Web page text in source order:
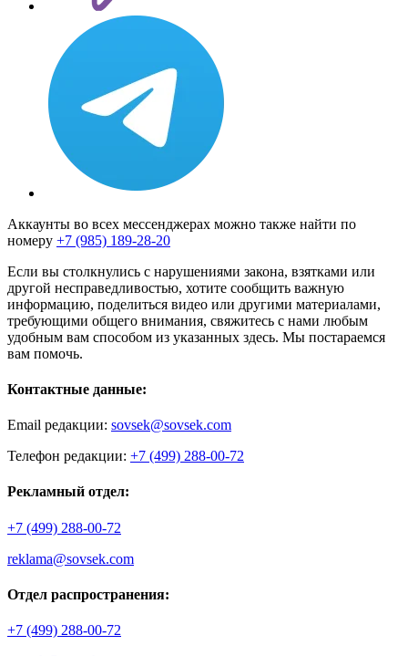
Аккаунты во всех мессенджерах можно также найти по
номеру +7 (985) 189-28-20
Если вы столкнулись с нарушениями закона, взятками или
другой несправедливостью, хотите сообщить важную
информацию, поделиться видео или другими материалами,
требующими общего внимания, свяжитесь с нами любым
удобным вам способом из указанных здесь. Мы постараемся
вам помочь.
Контактные данные:
Email редакции: sovsek@sovsek.com
Телефон редакции: +7 (499) 288-00-72
Рекламный отдел:
+7 (499) 288-00-72
reklama@sovsek.com
Отдел распространения:
+7 (499) 288-00-72